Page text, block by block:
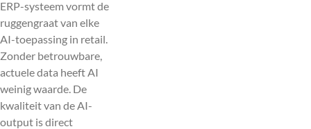
ERP-systeem vormt de
ruggengraat van elke
AI-toepassing in retail.
Zonder betrouwbare,
actuele data heeft AI
weinig waarde. De
kwaliteit van de AI-
output is direct